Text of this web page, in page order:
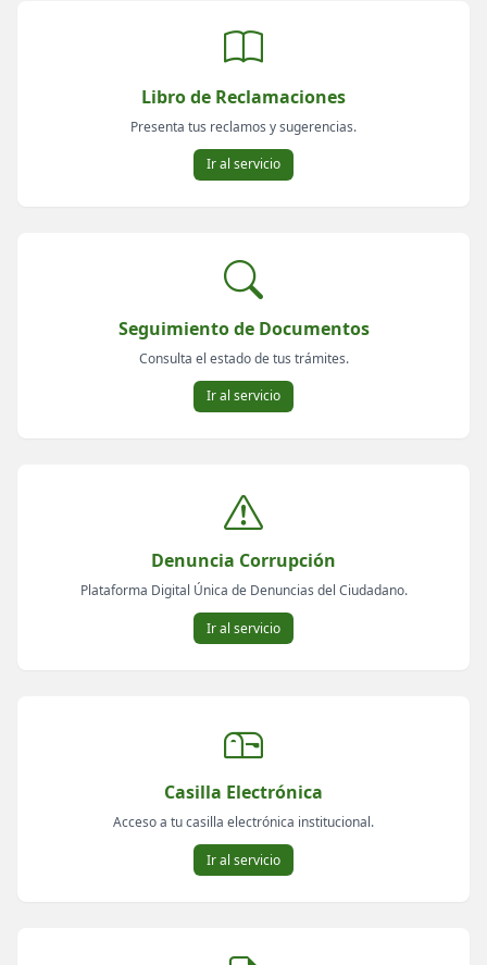
Libro de Reclamaciones
Presenta tus reclamos y sugerencias.
Ir al servicio
Seguimiento de Documentos
Consulta el estado de tus trámites.
Ir al servicio
Denuncia Corrupción
Plataforma Digital Única de Denuncias del Ciudadano.
Ir al servicio
Casilla Electrónica
Acceso a tu casilla electrónica institucional.
Ir al servicio